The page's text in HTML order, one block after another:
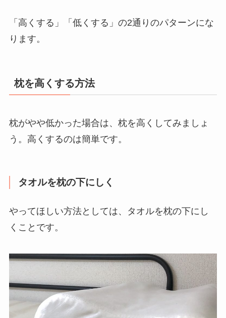
「高くする」「低くする」の2通りのパターンにな
ります。
枕を高くする方法
枕がやや低かった場合は、枕を高くしてみましょ
う。高くするのは簡単です。
タオルを枕の下にしく
やってほしい方法としては、タオルを枕の下にし
くことです。